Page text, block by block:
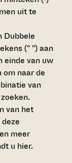
uit te
Dubbele
(" ")aan
einde van uw
naar de
van
van het
meer
u hier.